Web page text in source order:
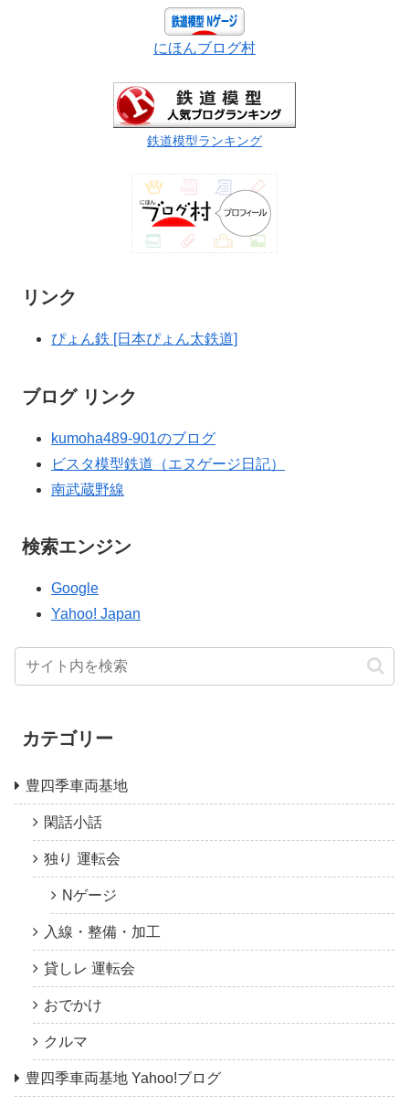
にほんブログ村
鉄道模型ランキング
リンク
ぴょん鉄 [日本ぴょん太鉄道]
ブログ リンク
kumoha489-901のブログ
ビスタ模型鉄道（エヌゲージ日記）
南武蔵野線
検索エンジン
Google
Yahoo! Japan
カテゴリー
豊四季車両基地
閑話小話
独り 運転会
Nゲージ
入線・整備・加工
貸しレ 運転会
おでかけ
クルマ
豊四季車両基地 Yahoo!ブログ